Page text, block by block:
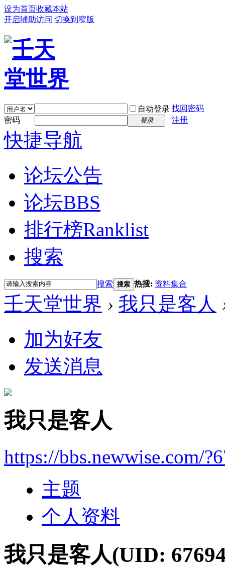
设为首页收藏本站
开启辅助访问 切换到窄版
自动登录 找回密码
密码
登录 注册
快捷导航
论坛公告
论坛BBS
排行榜Ranklist
搜索
搜索 搜索 热搜: 资料集合
壬天堂世界 › 我只是客人
加为好友
发送消息
我只是客人
https://bbs.newwise.com/
主题
个人资料
我只是客人(UID: